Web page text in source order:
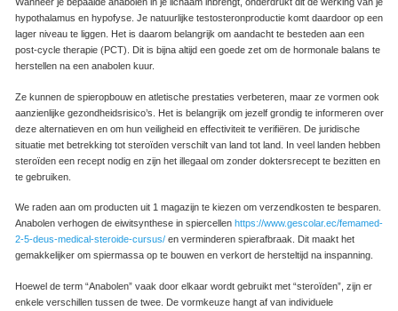
hypothalamus en hypofyse. Je natuurlijke testosteronproductie komt daardoor op een
lager niveau te liggen. Het is daarom belangrijk om aandacht te besteden aan een
post-cycle therapie (PCT). Dit is bijna altijd een goede zet om de hormonale balans te
herstellen na een anabolen kuur.
Ze kunnen de spieropbouw en atletische prestaties verbeteren, maar ze vormen ook
aanzienlijke gezondheidsrisico’s. Het is belangrijk om jezelf grondig te informeren over
deze alternatieven en om hun veiligheid en effectiviteit te verifiëren. De juridische
situatie met betrekking tot steroïden verschilt van land tot land. In veel landen hebben
steroïden een recept nodig en zijn het illegaal om zonder doktersrecept te bezitten en
te gebruiken.
We raden aan om producten uit 1 magazijn te kiezen om verzendkosten te besparen.
Anabolen verhogen de eiwitsynthese in spiercellen https://www.gescolar.ec/femamed-
2-5-deus-medical-steroide-cursus/en verminderen spierafbraak. Dit maakt het
gemakkelijker om spiermassa op te bouwen en verkort de hersteltijd na inspanning.
Hoewel de term “Anabolen” vaak door elkaar wordt gebruikt met “steroïden”, zijn er
enkele verschillen tussen de twee. De vormkeuze hangt af van individuele